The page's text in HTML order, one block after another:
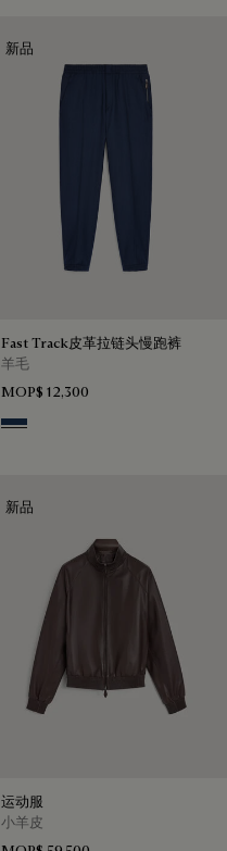
新品
Fast Track皮革拉链头慢跑裤
羊毛
MOP$ 12,300
Winter Blue & Valley Green
新品
运动服
小羊皮